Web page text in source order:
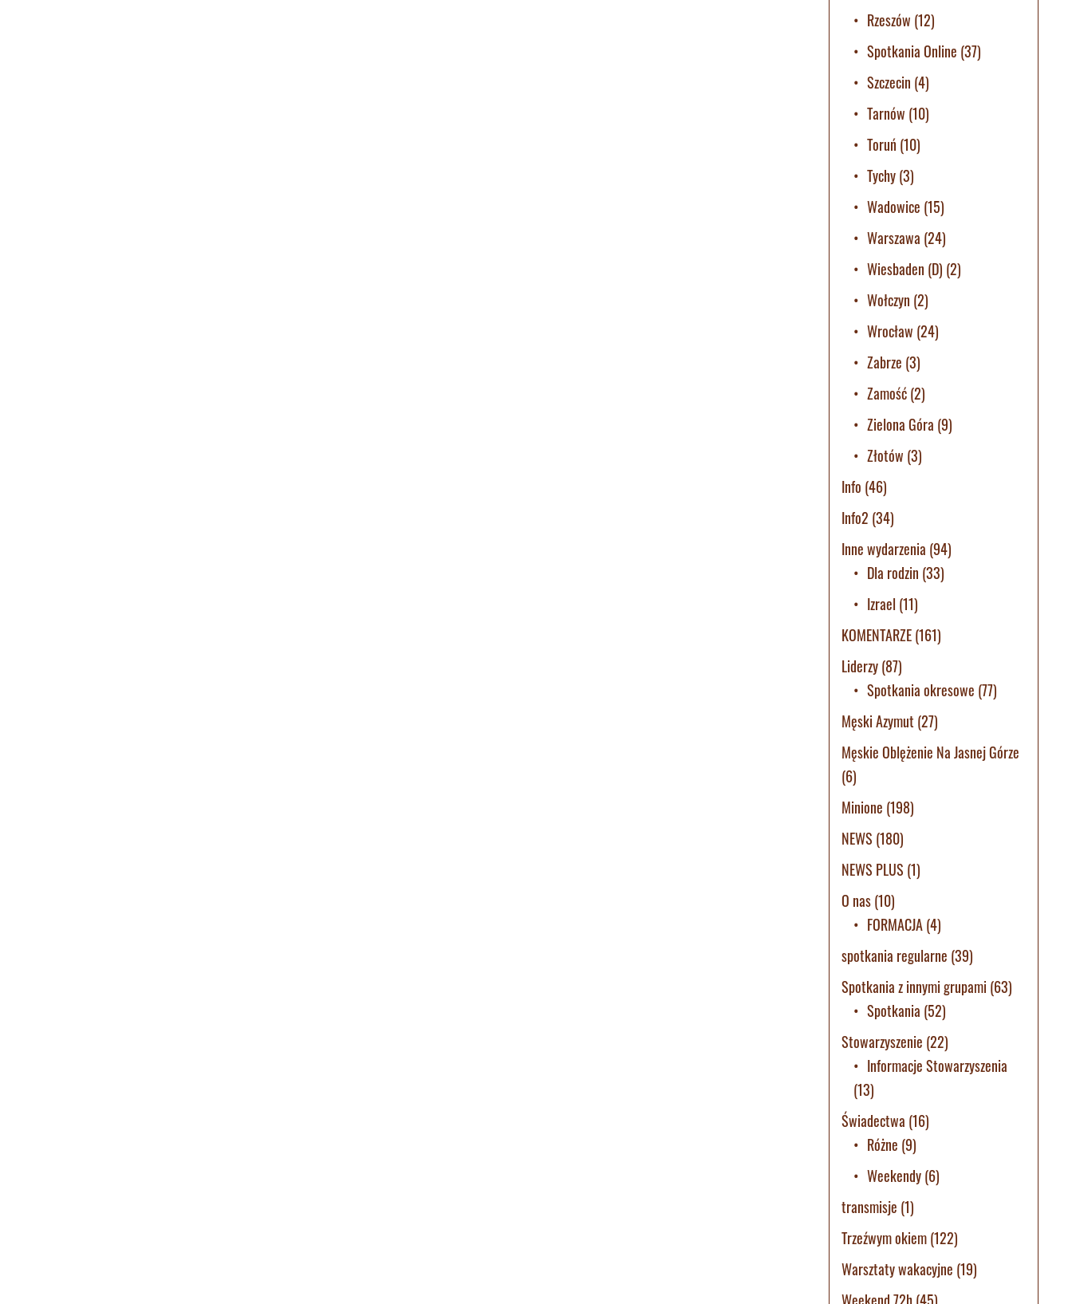
Rzeszów (12)
Spotkania Online (37)
Szczecin (4)
Tarnów (10)
Toruń (10)
Tychy(3)
Wadowice (15)
Warszawa (24)
Wiesbaden (D) (2)
Wołczyn (2)
Wrocław (24)
Zabrze (3)
Zamość(2)
Zielona Góra (9)
Złotów (3)
Info (46)
Info2 (34)
Inne wydarzenia (94)
Dla rodzin (33)
Izrael (11)
KOMENTARZE(161)
Liderzy(87)
Spotkania okresowe (77)
Męski Azymut (27)
Męskie Oblężenie Na Jasnej Górze
(6)
Minione (198)
NEWS (180)
NEWS PLUS (1)
O nas(10)
FORMACJA(4)
spotkania regularne (39)
Spotkania z innymi grupami (63)
Spotkania (52)
Stowarzyszenie (22)
Informacje Stowarzyszenia
(13)
Świadectwa (16)
Różne (9)
Weekendy(6)
transmisje (1)
Trzeźwym okiem(122)
Warsztaty wakacyjne (19)
Weekend 72h(45)